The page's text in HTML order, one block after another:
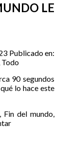
LE
Publicado en:
Todo
90 segundos
lo hace este
, Fin del mundo,